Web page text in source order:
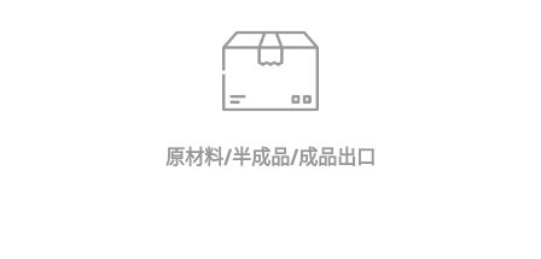
原材料/半成品/成品出口